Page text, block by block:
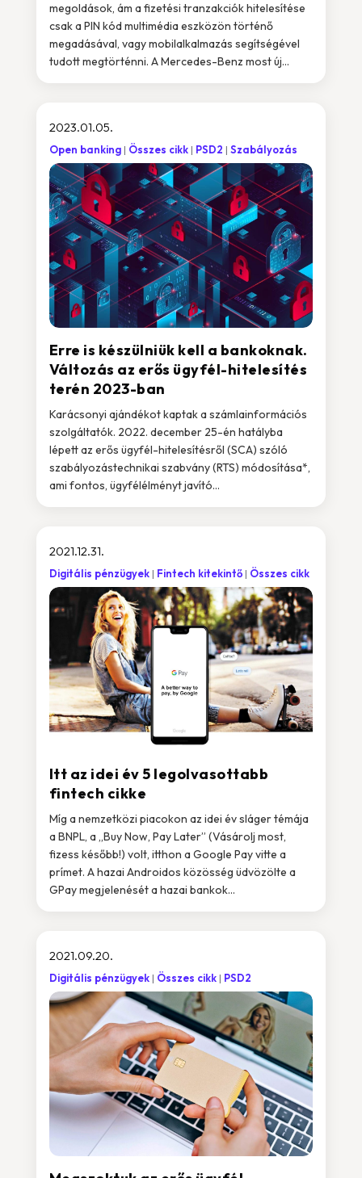
megoldások, ám a fizetési tranzakciók hitelesítése
csak a PIN kód multimédia eszközön történő
megadásával, vagy mobilalkalmazás segítségével
tudott megtörténni. A Mercedes-Benz most új...
Erre is készülniük kell a bankoknak.
Változás az erős ügyfél-hitelesítés
terén 2023-ban
2023.01.05.
Open banking Összes cikk PSD2 Szabályozás
Karácsonyi ajándékot kaptak a számlainformációs
szolgáltatók. 2022. december 25-én hatályba
lépett az erős ügyfél-hitelesítésről (SCA) szóló
szabályozástechnikai szabvány (RTS) módosítása*,
ami fontos, ügyfélélményt javító...
Itt az idei év 5 legolvasottabb
fintech cikke
2021.12.31.
Digitális pénzügyek Fintech kitekintő Összes cikk
Míg a nemzetközi piacokon az idei év sláger témája
a BNPL, a „Buy Now, Pay Later” (Vásárolj most,
fizess később!) volt, itthon a Google Pay vitte a
prímet. A hazai Androidos közösség üdvözölte a
GPay megjelenését a hazai bankok...
2021.09.20.
Digitális pénzügyek Összes cikk PSD2